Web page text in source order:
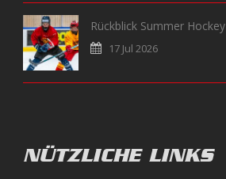
Rückblick Summer
17 Jul 2026
NÜTZLICHE LINKS